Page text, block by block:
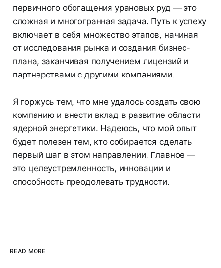
первичного обогащения урановых руд — это
сложная и многогранная задача. Путь к успеху
включает в себя множество этапов, начиная
от исследования рынка и создания бизнес-
плана, заканчивая получением лицензий и
партнерствами с другими компаниями.
Я горжусь тем, что мне удалось создать свою
компанию и внести вклад в развитие области
ядерной энергетики. Надеюсь, что мой опыт
будет полезен тем, кто собирается сделать
первый шаг в этом направлении. Главное —
это целеустремленность, инновации и
способность преодолевать трудности.
READ MORE